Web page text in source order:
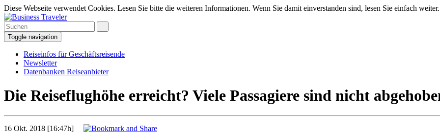
Diese Webseite verwendet Cookies. Lesen Sie bitte die weiteren Informationen. Wenn Sie damit einverstanden sind, lesen Sie einfach weiter.
Toggle navigation
Reiseinfos für Geschäftsreisende
Newsletter
Datenbanken Reiseanbieter
Die Reiseflughöhe erreicht? Viele Passagiere sind nicht
16 Okt. 2018 [16:47h]